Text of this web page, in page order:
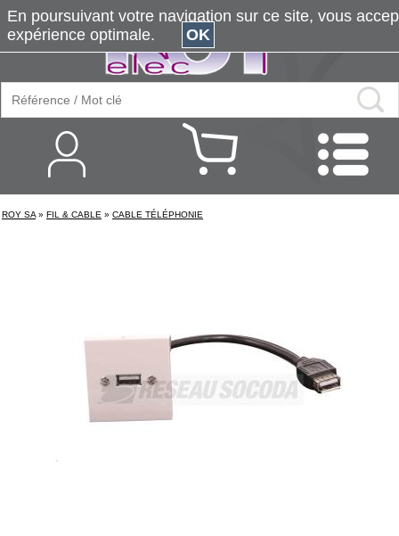
ROY SA » FIL & CABLE » CABLE TÉLÉPHONIE
En poursuivant votre navigation sur ce site, vous
expérience optimale.
OK